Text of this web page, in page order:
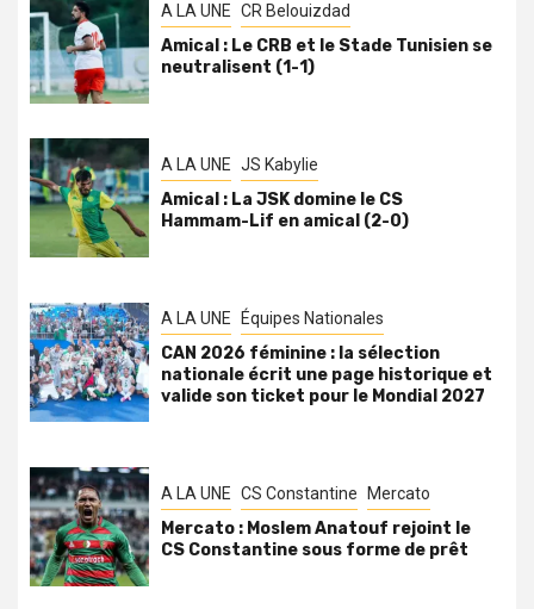
A LA UNE CR Belouizdad
Amical : Le CRB et le Stade Tunisien se
neutralisent (1-1)
A LA UNE JS Kabylie
Amical : La JSK domine le CS
Hammam-Lif en amical (2-0)
A LA UNE Équipes Nationales
CAN 2026 féminine : la sélection
nationale écrit une page historique et
valide son ticket pour le Mondial 2027
A LA UNE CS Constantine Mercato
Mercato : Moslem Anatouf rejoint le
CS Constantine sous forme de prêt